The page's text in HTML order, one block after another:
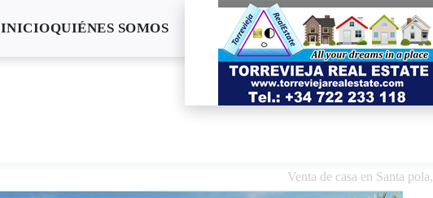
INICIOQUIÉNES SOMOS
Venta de casa en Santa pola,